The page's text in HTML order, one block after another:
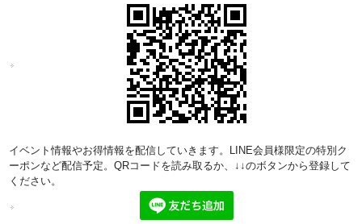
イベント情報やお得情報を配信していきます。LINE会員様限定の特別ク
ーポンなど配信予定。QRコードを読み取るか、↓↓のボタンから登録して
ください。